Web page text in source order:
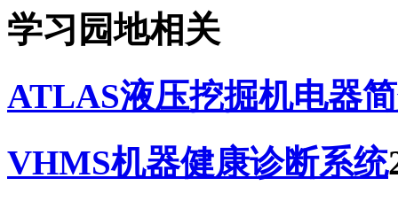
学习园地相关
ATLAS液压挖掘机电器
VHMS机器健康诊断系统